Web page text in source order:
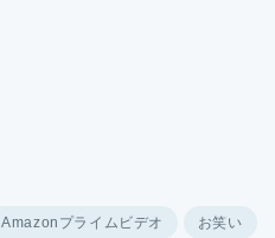
Amazonプライムビデオ お笑い